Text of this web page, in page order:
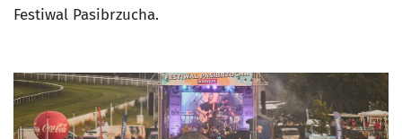
Festiwal Pasibrzucha.